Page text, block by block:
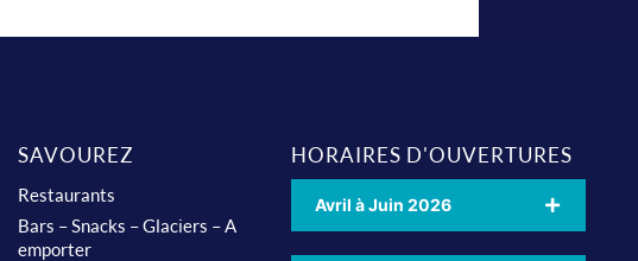
SAVOUREZ
Restaurants
Bars – Snacks – Glaciers – A
emporter
HORAIRES D'OUVERTURES
Avril à Juin 2026